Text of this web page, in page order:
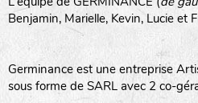
Benjamin, Marielle, Kevin, Lucie et
Germinance est une entreprise
sous forme de SARL avec 2 co-